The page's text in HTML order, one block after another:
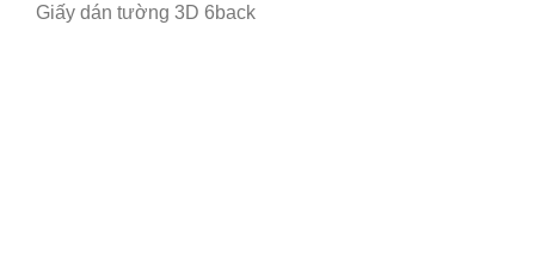
Giấy dán tường 3D 6back